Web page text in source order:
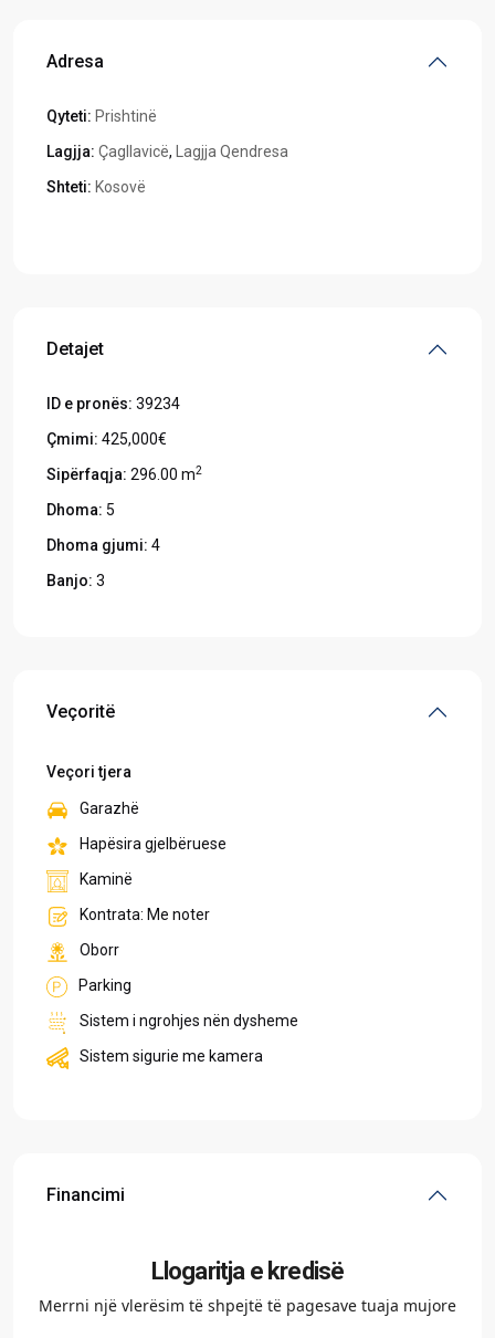
Adresa
Qyteti: Prishtinë
Lagjja: Çagllavicë, Lagjja Qendresa
Shteti: Kosovë
Detajet
ID e pronës: 39234
Çmimi: 425,000€
Sipërfaqja: 296.00 m2
Dhoma: 5
Dhoma gjumi: 4
Banjo: 3
Veçoritë
Veçori tjera
Garazhë
Hapësira gjelbëruese
Kaminë
Kontrata: Me noter
Oborr
Parking
Sistem i ngrohjes nën dysheme
Sistem sigurie me kamera
Financimi
Llogaritja e kredisë
Merrni një vlerësim të shpejtë të pagesave tuaja mujore